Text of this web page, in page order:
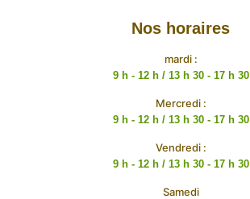
Nos horaires
mardi :
9 h - 12 h / 13 h 30 - 17 h 30
Mercredi :
9 h - 12 h / 13 h 30 - 17 h 30
Vendredi :
9 h - 12 h / 13 h 30 - 17 h 30
Samedi